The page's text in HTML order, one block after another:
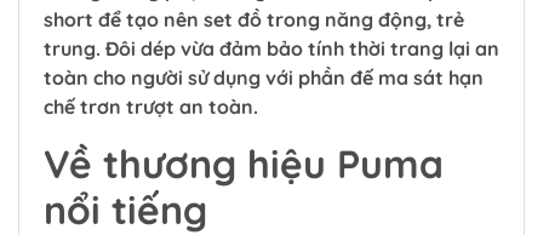
short để tạo nên set đồ trong năng động, trẻ
trung. Đôi dép vừa đảm bảo tính thời trang lại an
toàn cho người sử dụng với phần đế ma sát hạn
chế trơn trượt an toàn.
Về thương hiệu Puma
nổi tiếng